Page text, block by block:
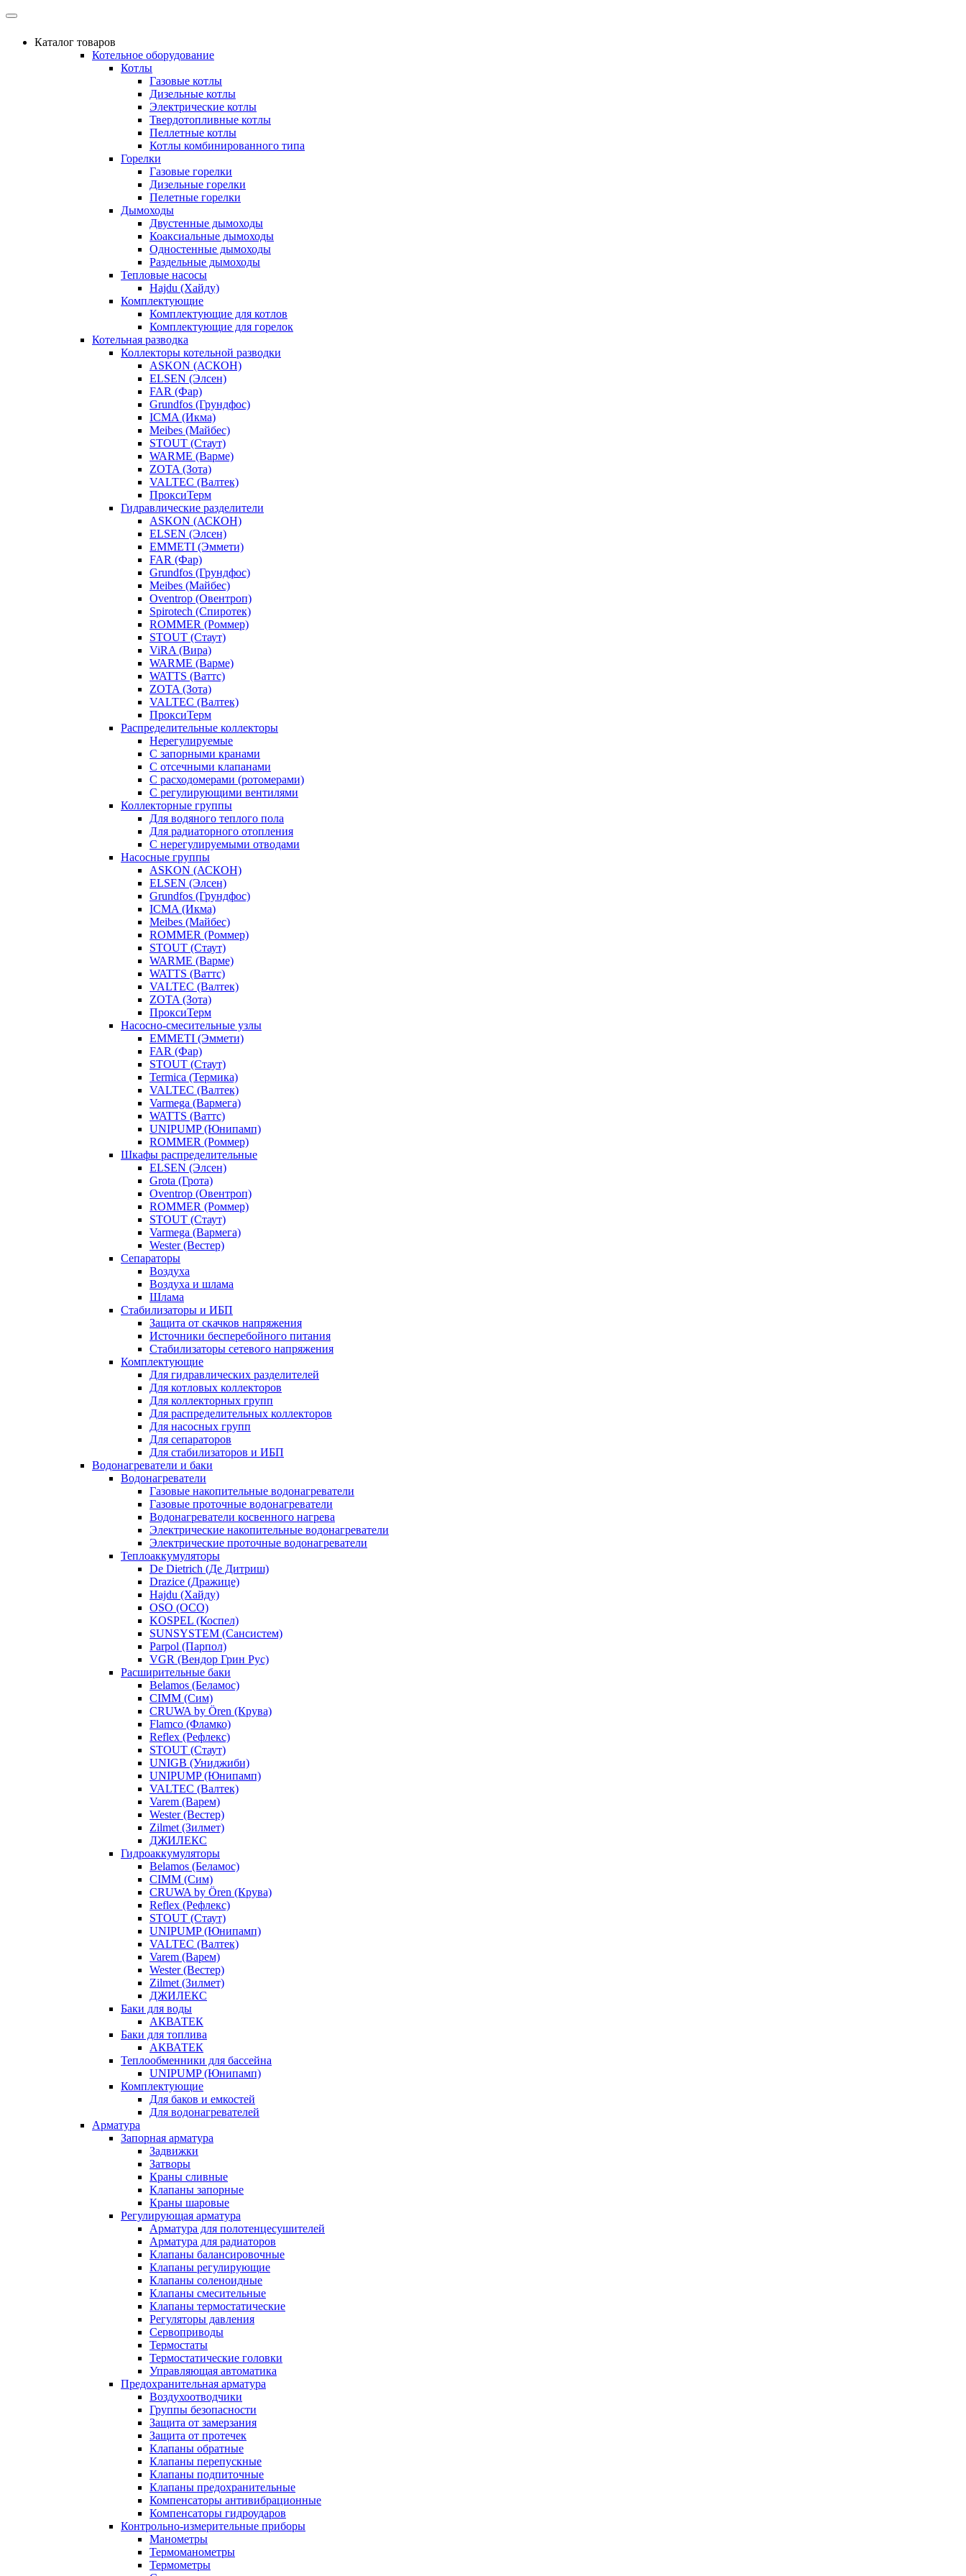
Каталог товаров
Котельное оборудование
Котлы
Газовые котлы
Дизельные котлы
Электрические котлы
Твердотопливные котлы
Пеллетные котлы
Котлы комбинированного типа
Горелки
Газовые горелки
Дизельные горелки
Пелетные горелки
Дымоходы
Двустенные дымоходы
Коаксиальные дымоходы
Одностенные дымоходы
Раздельные дымоходы
Тепловые насосы
Hajdu (Хайду)
Комплектующие
Комплектующие для котлов
Комплектующие для горелок
Котельная разводка
Коллекторы котельной разводки
ASKON (АСКОН)
ELSEN (Элсен)
FAR (Фар)
Grundfos (Грундфос)
ICMA (Икма)
Meibes (Майбес)
STOUT (Стаут)
WARME (Варме)
ZOTA (Зота)
VALTEC (Валтек)
ПроксиТерм
Гидравлические разделители
ASKON (АСКОН)
ELSEN (Элсен)
EMMETI (Эммети)
FAR (Фар)
Grundfos (Грундфос)
Meibes (Майбес)
Oventrop (Овентроп)
Spirotech (Спиротек)
ROMMER (Роммер)
STOUT (Стаут)
ViRA (Вира)
WARME (Варме)
WATTS (Ваттс)
ZOTA (Зота)
VALTEC (Валтек)
ПроксиТерм
Распределительные коллекторы
Нерегулируемые
С запорными кранами
С отсечными клапанами
С расходомерами (ротомерами)
С регулирующими вентилями
Коллекторные группы
Для водяного теплого пола
Для радиаторного отопления
С нерегулируемыми отводами
Насосные группы
ASKON (АСКОН)
ELSEN (Элсен)
Grundfos (Грундфос)
ICMA (Икма)
Meibes (Майбес)
ROMMER (Роммер)
STOUT (Стаут)
WARME (Варме)
WATTS (Ваттс)
VALTEC (Валтек)
ZOTA (Зота)
ПроксиТерм
Насосно-смесительные узлы
EMMETI (Эммети)
FAR (Фар)
STOUT (Стаут)
Termica (Термика)
VALTEC (Валтек)
Varmega (Вармега)
WATTS (Ваттс)
UNIPUMP (Юнипамп)
ROMMER (Роммер)
Шкафы распределительные
ELSEN (Элсен)
Grota (Грота)
Oventrop (Овентроп)
ROMMER (Роммер)
STOUT (Стаут)
Varmega (Вармега)
Wester (Вестер)
Сепараторы
Воздуха
Воздуха и шлама
Шлама
Стабилизаторы и ИБП
Защита от скачков напряжения
Источники бесперебойного питания
Стабилизаторы сетевого напряжения
Комплектующие
Для гидравлических разделителей
Для котловых коллекторов
Для коллекторных групп
Для распределительных коллекторов
Для насосных групп
Для сепараторов
Для стабилизаторов и ИБП
Водонагреватели и баки
Водонагреватели
Газовые накопительные водонагреватели
Газовые проточные водонагреватели
Водонагреватели косвенного нагрева
Электрические накопительные водонагреватели
Электрические проточные водонагреватели
Теплоаккумуляторы
De Dietrich (Де Дитриш)
Drazice (Дражице)
Hajdu (Хайду)
OSO (ОСО)
KOSPEL (Коспел)
SUNSYSTEM (Сансистем)
Parpol (Парпол)
VGR (Вендор Грин Рус)
Расширительные баки
Belamos (Беламос)
CIMM (Сим)
CRUWA by Ören (Крува)
Flamco (Фламко)
Reflex (Рефлекс)
STOUT (Стаут)
UNIGB (Униджиби)
UNIPUMP (Юнипамп)
VALTEC (Валтек)
Varem (Варем)
Wester (Вестер)
Zilmet (Зилмет)
ДЖИЛЕКС
Гидроаккумуляторы
Belamos (Беламос)
CIMM (Сим)
CRUWA by Ören (Крува)
Reflex (Рефлекс)
STOUT (Стаут)
UNIPUMP (Юнипамп)
VALTEC (Валтек)
Varem (Варем)
Wester (Вестер)
Zilmet (Зилмет)
ДЖИЛЕКС
Баки для воды
АКВАТЕК
Баки для топлива
АКВАТЕК
Теплообменники для бассейна
UNIPUMP (Юнипамп)
Комплектующие
Для баков и емкостей
Для водонагревателей
Арматура
Запорная арматура
Задвижки
Затворы
Краны сливные
Клапаны запорные
Краны шаровые
Регулирующая арматура
Арматура для полотенцесушителей
Арматура для радиаторов
Клапаны балансировочные
Клапаны регулирующие
Клапаны соленоидные
Клапаны смесительные
Клапаны термостатические
Регуляторы давления
Сервоприводы
Термостаты
Термостатические головки
Управляющая автоматика
Предохранительная арматура
Воздухоотводчики
Группы безопасности
Защита от замерзания
Защита от протечек
Клапаны обратные
Клапаны перепускные
Клапаны подпиточные
Клапаны предохранительные
Компенсаторы антивибрационные
Компенсаторы гидроударов
Контрольно-измерительные приборы
Манометры
Термоманометры
Термометры